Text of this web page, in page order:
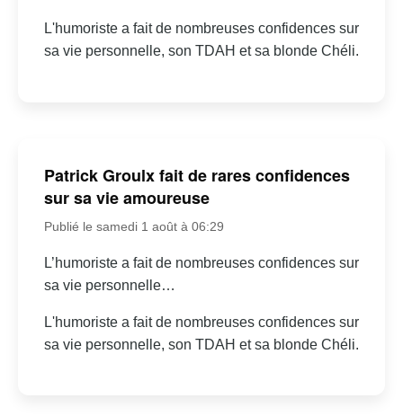
L'humoriste a fait de nombreuses confidences sur
sa vie personnelle, son TDAH et sa blonde Chéli.
Patrick Groulx fait de rares confidences
sur sa vie amoureuse
Publié le samedi 1 août à 06:29
L’humoriste a fait de nombreuses confidences sur
sa vie personnelle…
L'humoriste a fait de nombreuses confidences sur
sa vie personnelle, son TDAH et sa blonde Chéli.